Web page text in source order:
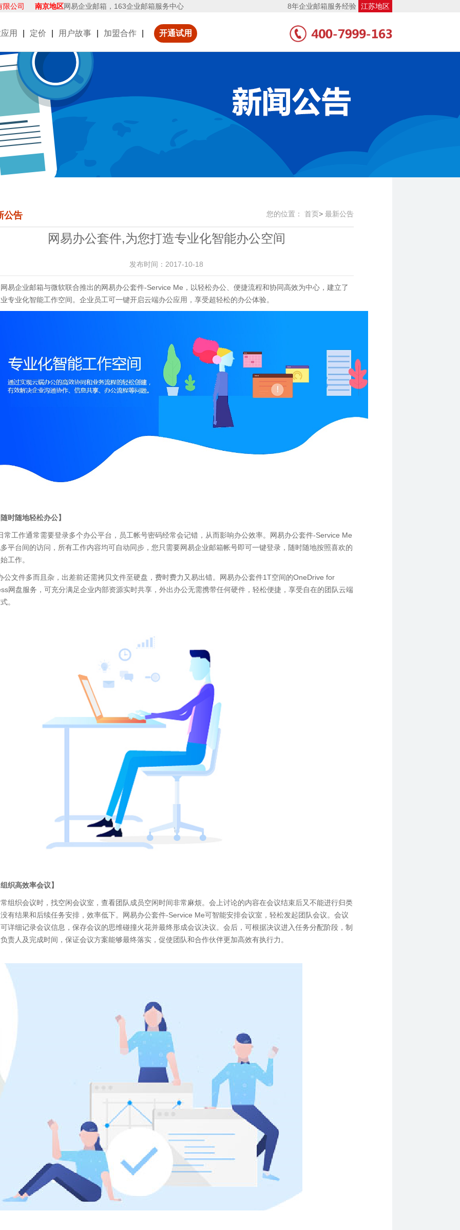
限公司 南京地区网易企业邮箱，163企业邮箱服务中心 8年企业邮箱服务经验 江苏地区
用 定价 用户故事 加盟合作 开通试用
公告 您的位置： 首页> 最新公告
网易办公套件,为您打造专业化智能办公空间
发布时间：2017-10-18
易企业邮箱与微软联合推出的网易办公套件-Service Me ，以轻松办公、便捷流程和协同高效为中心，建立了
专业化智能工作空间。企业员工可一键开启云端办公应用，享受超轻松的办公体验。
时随地轻松办公】
常工作通常需要登录多个办公平台，员工帐号密码经常会记错，从而影响办公效率。网易办公套件-Service Me
平台间的访问，所有工作内容均可自动同步，您只需要网易企业邮箱帐号即可一键登录，随时随地按照喜欢的
工作。
公文件多而且杂，出差前还需拷贝文件至硬盘，费时费力又易出错。网易办公套件1T空间的OneDrive for
网盘服务，可充分满足企业内部资源实时共享，外出办公无需携带任何硬件，轻松便捷，享受自在的团队云端
。
织高效率会议】
组织会议时，找空闲会议室，查看团队成员空闲时间非常麻烦。会上讨论的内容在会议结束后又不能进行归类
有结果和后续任务安排，效率低下。网易办公套件-Service Me可智能安排会议室，轻松发起团队会议。会议
详细记录会议信息，保存会议的思维碰撞火花并最终形成会议决议。会后，可根据决议进入任务分配阶段，制
责人及完成时间，保证会议方案能够最终落实，促使团队和合作伙伴更加高效有执行力。